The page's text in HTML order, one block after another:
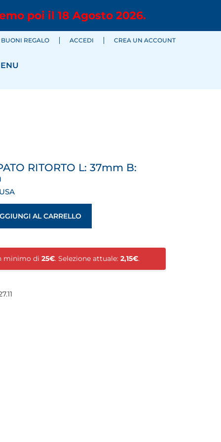
poi il 18 Agosto 2026.
BUONI REGALO ACCEDI CREA UN ACCOUNT
RITORTO L: 37mm B:
AL CARRELLO
minimo di 25€. Selezione attuale: 2,15€.